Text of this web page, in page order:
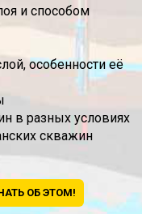
и способом
особенности её
в разных условиях
скважин
ОБ ЭТОМ!